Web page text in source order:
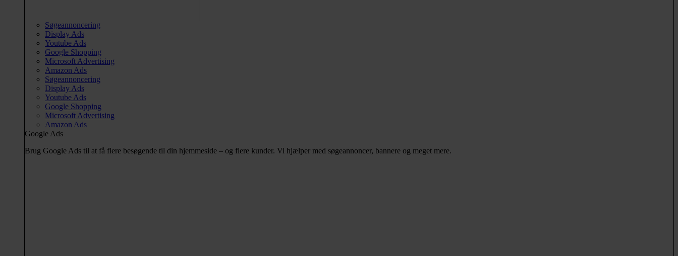
Søgeannoncering
Display Ads
Youtube Ads
Google Shopping
Microsoft Advertising
Amazon Ads
Søgeannoncering
Display Ads
Youtube Ads
Google Shopping
Microsoft Advertising
Amazon Ads
Google Ads
Brug Google Ads til at få flere besøgende til din hjemmeside – og flere kunder. Vi hjælper med søgeannoncer, bannere og meget mere.